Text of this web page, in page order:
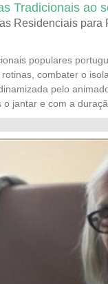
Tradicionais ao
Residenciais para
populares
combater o
pelo
jantar e com a